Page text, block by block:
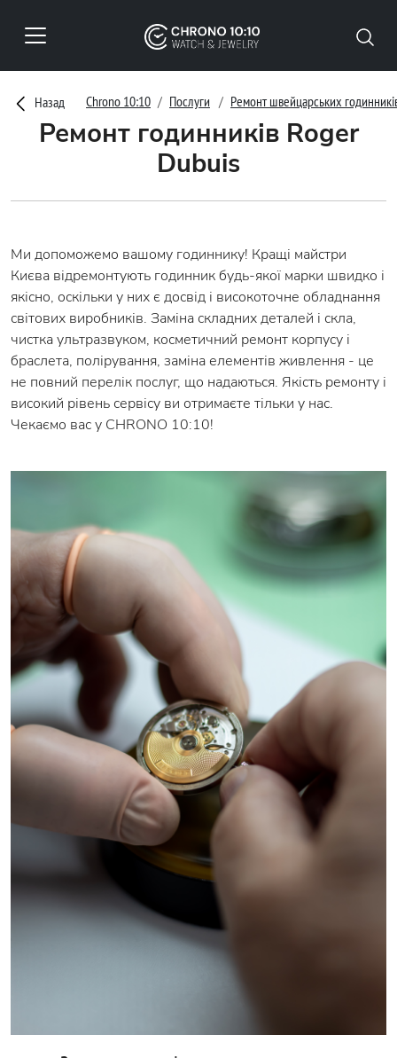
Назад Chrono 10:10 Послуги Ремонт швейцарських
Ремонт годинників Roger
Dubuis
Ми допоможемо вашому годиннику! Кращі майстри
Києва відремонтують годинник будь-якої марки швидко і
якісно, оскільки у них є досвід і високоточне обладнання
світових виробників. Заміна складних деталей і скла,
чистка ультразвуком, косметичний ремонт корпусу і
браслета, полірування, заміна елементів живлення - це
не повний перелік послуг, що надаються. Якість ремонту і
високий рівень сервісу ви отримаєте тільки у нас.
Чекаємо вас у CHRONO 10:10!